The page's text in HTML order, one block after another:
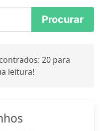
20 para
leitura!